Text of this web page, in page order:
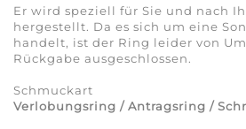
Er wird speziell für Sie und nach
hergestellt. Da es sich um eine
handelt, ist der Ring leider von
Rückgabe ausgeschlossen.
Schmuckart
Verlobungsring / Antragsring /